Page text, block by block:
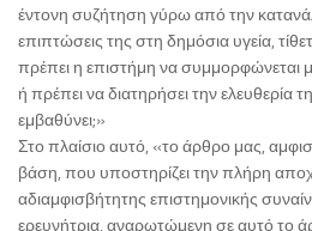
έντονη συζήτηση γύρω από την
επιπτώσεις της στη δημόσια υγεία,
πρέπει η επιστήμη να συμμορφώνεται
ή πρέπει να διατηρήσει την ελευθερία
εμβαθύνει;»
Στο πλαίσιο αυτό, «το άρθρο μας,
βάση, που υποστηρίζει την πλήρη
αδιαμφισβήτητης επιστημονικής
ερευνήτρια, αναρωτώμενη σε αυτό το